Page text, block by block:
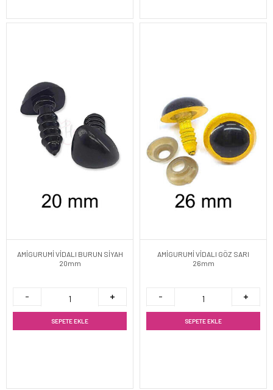
AMİGURUMİ VİDALI BURUN SİYAH
20mm
SEPETE EKLE
AMİGURUMİ VİDALI GÖZ SARI
26mm
SEPETE EKLE